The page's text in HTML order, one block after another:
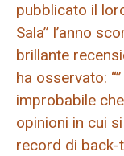
pubblicato il
Sala” l’anno
brillante
ha osservato:
improbabile
opinioni in cui
record di